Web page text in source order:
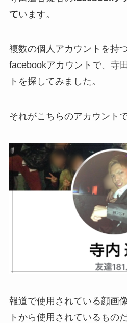
ています。
複数の個人アカウントを持
facebookアカウントで、寺
トを探してみました。
それがこちらのアカウントで
報道で使用されている顔画
トから使用されているもの